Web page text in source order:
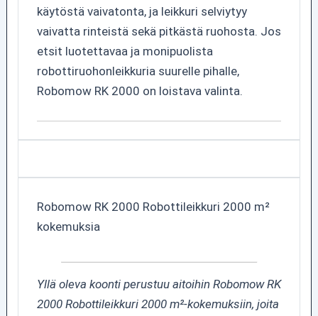
käytöstä vaivatonta, ja leikkuri selviytyy
vaivatta rinteistä sekä pitkästä ruohosta. Jos
etsit luotettavaa ja monipuolista
robottiruohonleikkuria suurelle pihalle,
Robomow RK 2000 on loistava valinta.
Robomow RK 2000 Robottileikkuri 2000 m²
kokemuksia
Yllä oleva koonti perustuu aitoihin Robomow RK
2000 Robottileikkuri 2000 m²-kokemuksiin, joita